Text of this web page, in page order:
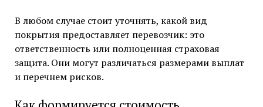
В любом случае стоит уточнять, какой вид
покрытия предоставляет перевозчик: это
ответственность или полноценная страховая
защита. Они могут различаться размерами выплат
и перечнем рисков.